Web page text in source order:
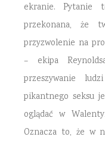
ekranie.
przekonana, że
przyzwolenie na
– ekipa
przeszywanie
pikantnego seksu
oglądać w
Oznacza to, że w